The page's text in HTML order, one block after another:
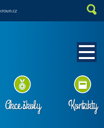
Akce školy Kontakty